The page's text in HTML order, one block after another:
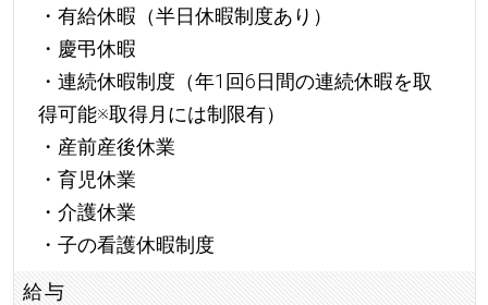
・有給休暇（半日休暇制度あり）
・慶弔休暇
・連続休暇制度（年1回6日間の連続休暇を取
得可能※取得月には制限有）
・産前産後休業
・育児休業
・介護休業
・子の看護休暇制度
給与